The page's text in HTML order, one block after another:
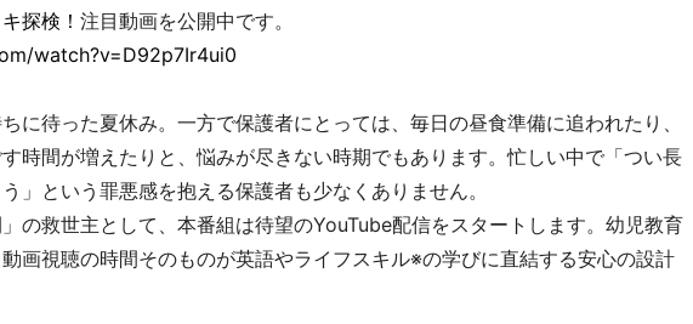
探検！ 注目動画を公開中です。
watch?v=D92p7Ir4ui0
に待った夏休み。一方で保護者にとっては、毎日の昼食準備に追われたり、
時間が増えたりと、悩みが尽きない時期でもあります。忙しい中で「つい長
」という罪悪感を抱える保護者も少なくありません。
の救世主として、本番組は待望のYouTube配信をスタートします。幼児教育
画視聴の時間そのものが英語やライフスキル※の学びに直結する安心の設計